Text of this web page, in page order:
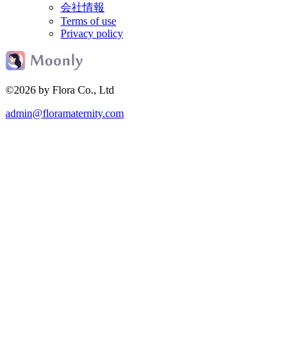
会社情報
Terms of use
Privacy policy
©2026 by Flora Co., Ltd
admin@floramaternity.com